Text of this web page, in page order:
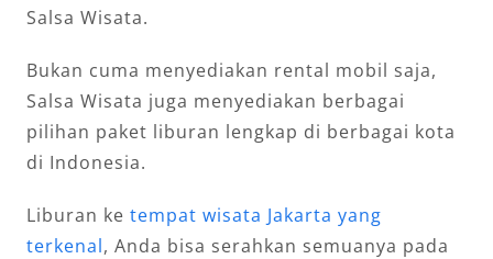
Salsa Wisata.
Bukan cuma menyediakan rental mobil saja,
Salsa Wisata juga menyediakan berbagai
pilihan paket liburan lengkap di berbagai kota
di Indonesia.
Liburan ke tempat wisata Jakarta yang
terkenal, Anda bisa serahkan semuanya pada